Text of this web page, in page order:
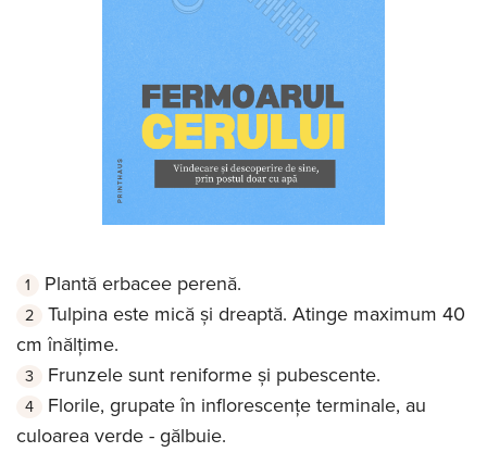
Plantă erbacee perenă.
Tulpina este mică și dreaptă. Atinge maximum 40
cm înălțime.
Frunzele sunt reniforme și pubescente.
Florile, grupate în inflorescențe terminale, au
culoarea verde - gălbuie.